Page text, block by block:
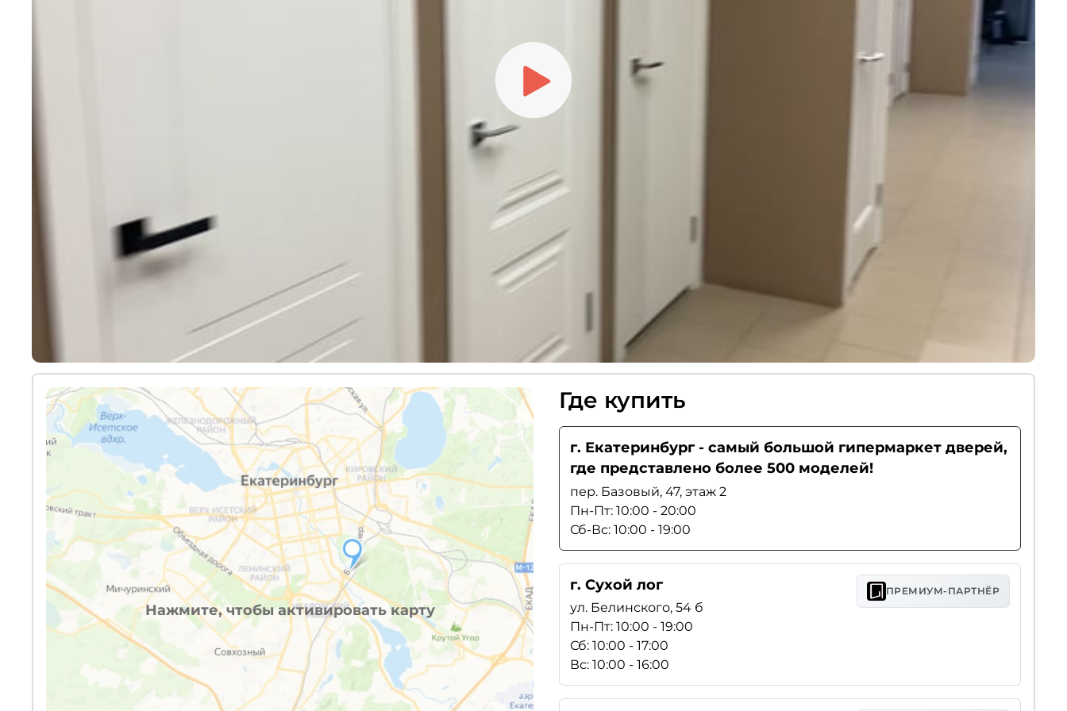
Нажмите, чтобы активировать карту
Где купить
г. Екатеринбург - самый большой гипермаркет дверей,
где представлено более 500 моделей!
пер. Базовый, 47, этаж 2
Пн-Пт: 10:00 - 20:00
Сб-Вс: 10:00 - 19:00
г. Сухой лог
ул. Белинского, 54 б
Пн-Пт: 10:00 - 19:00
Сб: 10:00 - 17:00
Вс: 10:00 - 16:00
ПРЕМИУМ-ПАРТНЁР